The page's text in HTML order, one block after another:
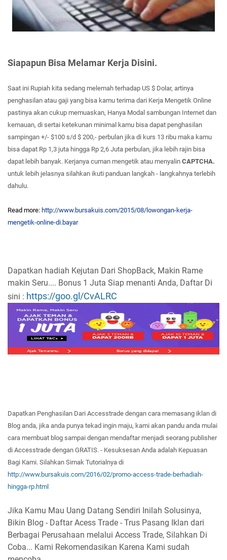
Siapapun Bisa Melamar Kerja Disini.
Saat ini Rupiah kita sedang melemah terhadap US $ Dolar, artinya
penghasilan atau gaji yang bisa kamu terima dari Kerja Mengetik Online
pastinya akan cukup memuaskan, Hanya Modal sambungan Internet dan
kemauan, di sertai ketekunan minimal kamu bisa dapat penghasilan
sampingan +/- $100 s/d $ 200,- perbulan jika di kurs 13 ribu maka kamu
bisa dapat Rp 1,3 juta hingga Rp 2,6 Juta perbulan, jika lebih rajin bisa
dapat lebih banyak. Kerjanya cuman mengetik atau menyalin CAPTCHA.
untuk lebih jelasnya silahkan ikuti panduan langkah - langkahnya terlebih
dahulu.
Read more: http://www.bursakuis.com/2015/08/lowongan-kerja-
mengetik-online-di.bayar
Dapatkan hadiah Kejutan Dari ShopBack, Makin Rame
makin Seru.... Bonus 1 Juta Siap menanti Anda, Daftar Di
sini : https://goo.gl/CvALRC
Dapatkan Penghasilan Dari Accesstrade dengan cara memasang iklan di
Blog anda, jika anda punya tekad ingin maju, kami akan pandu anda mulai
cara membuat b log sampai dengan mendaftar menjadi seorang publisher
di Accesstrade dengan GRATIS. - Kesuksesan Anda adalah Kepuasan
Bagi Kami. Silahkan Simak Tutorialnya di
http://www.bursakuis.com/2016/02/promo-access-trade-berhadiah-
hingga-rp.html
Jika Kamu Mau Uang Datang Sendiri Inilah Solusinya,
Bikin Blog - Daftar Acess Trade - Trus Pasang Iklan dari
Berbagai Perusahaan melalui Access Trade, Silahkan Di
Coba... Kami Rekomendasikan Karena Kami sudah